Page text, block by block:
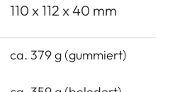
110 x 112 x 40 mm
ca. 379 g (gummiert)